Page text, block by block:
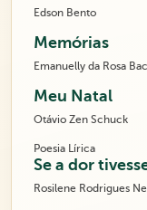
Edson Bento
Memórias
Emanuelly da Rosa
Meu Natal
Otávio Zen Schuck
Poesia Lírica
Se a dor
Rosilene Rodrigues